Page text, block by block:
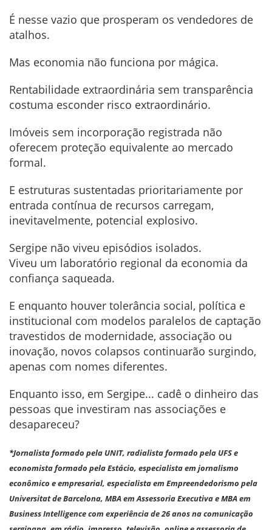
É nesse vazio que prosperam os vendedores de
atalhos.
Mas economia não funciona por mágica.
Rentabilidade extraordinária sem transparência
costuma esconder risco extraordinário.
Imóveis sem incorporação registrada não
oferecem proteção equivalente ao mercado
formal.
E estruturas sustentadas prioritariamente por
entrada contínua de recursos carregam,
inevitavelmente, potencial explosivo.
Sergipe não viveu episódios isolados.
Viveu um laboratório regional da economia da
confiança saqueada.
E enquanto houver tolerância social, política e
institucional com modelos paralelos de captação
travestidos de modernidade, associação ou
inovação, novos colapsos continuarão surgindo,
apenas com nomes diferentes.
Enquanto isso, em Sergipe... cadê o dinheiro das
pessoas que investiram nas associações e
desapareceu?
*Jornalista formado pela UNIT, radialista formado pela UFS e
economista formado pela Estácio, especialista em jornalismo
econômico e empresarial, especialista em Empreendedorismo pela
Universitat de Barcelona, MBA em Assessoria Executiva e MBA em
Business Intelligence com experiência de 26 anos na comunicação